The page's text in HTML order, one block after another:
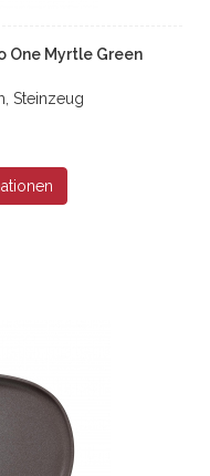
One Myrtle Green
Steinzeug